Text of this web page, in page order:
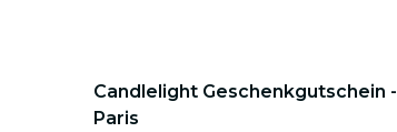
Candlelight Geschenkgutschein -
Paris